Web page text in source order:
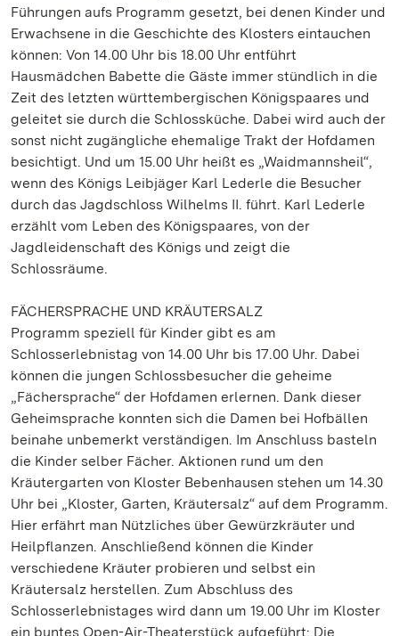
Führungen aufs Programm gesetzt, bei denen Kinder und
Erwachsene in die Geschichte des Klosters eintauchen
können: Von 14.00 Uhr bis 18.00 Uhr entführt
Hausmädchen Babette die Gäste immer stündlich in die
Zeit des letzten württembergischen Königspaares und
geleitet sie durch die Schlossküche. Dabei wird auch der
sonst nicht zugängliche ehemalige Trakt der Hofdamen
besichtigt. Und um 15.00 Uhr heißt es „Waidmannsheil“,
wenn des Königs Leibjäger Karl Lederle die Besucher
durch das Jagdschloss Wilhelms II. führt. Karl Lederle
erzählt vom Leben des Königspaares, von der
Jagdleidenschaft des Königs und zeigt die
Schlossräume.
FÄCHERSPRACHE UND KRÄUTERSALZ
Programm speziell für Kinder gibt es am
Schlosserlebnistag von 14.00 Uhr bis 17.00 Uhr. Dabei
können die jungen Schlossbesucher die geheime
„Fächersprache“ der Hofdamen erlernen. Dank dieser
Geheimsprache konnten sich die Damen bei Hofbällen
beinahe unbemerkt verständigen. Im Anschluss basteln
die Kinder selber Fächer. Aktionen rund um den
Kräutergarten von Kloster Bebenhausen stehen um 14.30
Uhr bei „Kloster, Garten, Kräutersalz“ auf dem Programm.
Hier erfährt man Nützliches über Gewürzkräuter und
Heilpflanzen. Anschließend können die Kinder
verschiedene Kräuter probieren und selbst ein
Kräutersalz herstellen. Zum Abschluss des
Schlosserlebnistages wird dann um 19.00 Uhr im Kloster
ein buntes Open-Air-Theaterstück aufgeführt: Die